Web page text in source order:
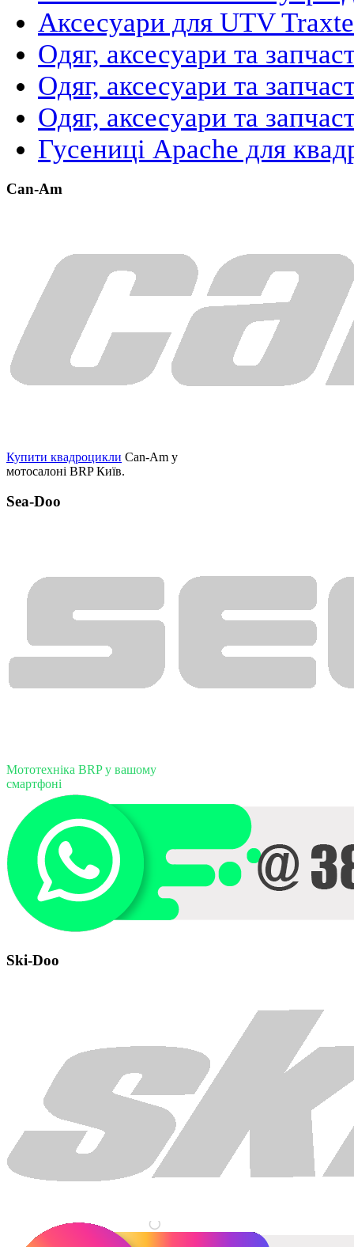
Аксесуари для UTV
Одяг, аксесуари та
Одяг, аксесуари та
Одяг, аксесуари та
Гусениці Apache для
Can-Am
Купити квадроцикли Can-Am у
мотосалоні BRP Київ.
Sea-Doo
Мототехніка BRP у вашому
смартфоні
Ski-Doo